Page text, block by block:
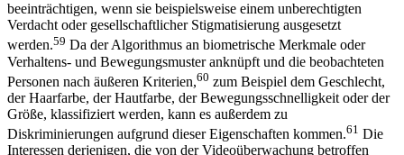
beeinträchtigen, wenn sie beispielsweise einem unberechtigten
Verdacht oder gesellschaftlicher Stigmatisierung ausgesetzt
werden.59 Da der Algorithmus an biometrische Merkmale oder
Verhaltens- und Bewegungsmuster anknüpft und die beobachteten
Personen nach äußeren Kriterien,60 zum Beispiel dem Geschlecht,
der Haarfarbe, der Hautfarbe, der Bewegungsschnelligkeit oder der
Größe, klassifiziert werden, kann es außerdem zu
Diskriminierungen aufgrund dieser Eigenschaften kommen.61 Die
Interessen derjenigen, die von der Videoüberwachung betroffen